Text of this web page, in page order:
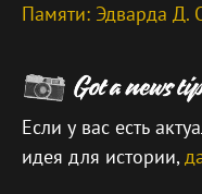
Памяти: Эдварда Д.
Если у вас есть
идея для истории,